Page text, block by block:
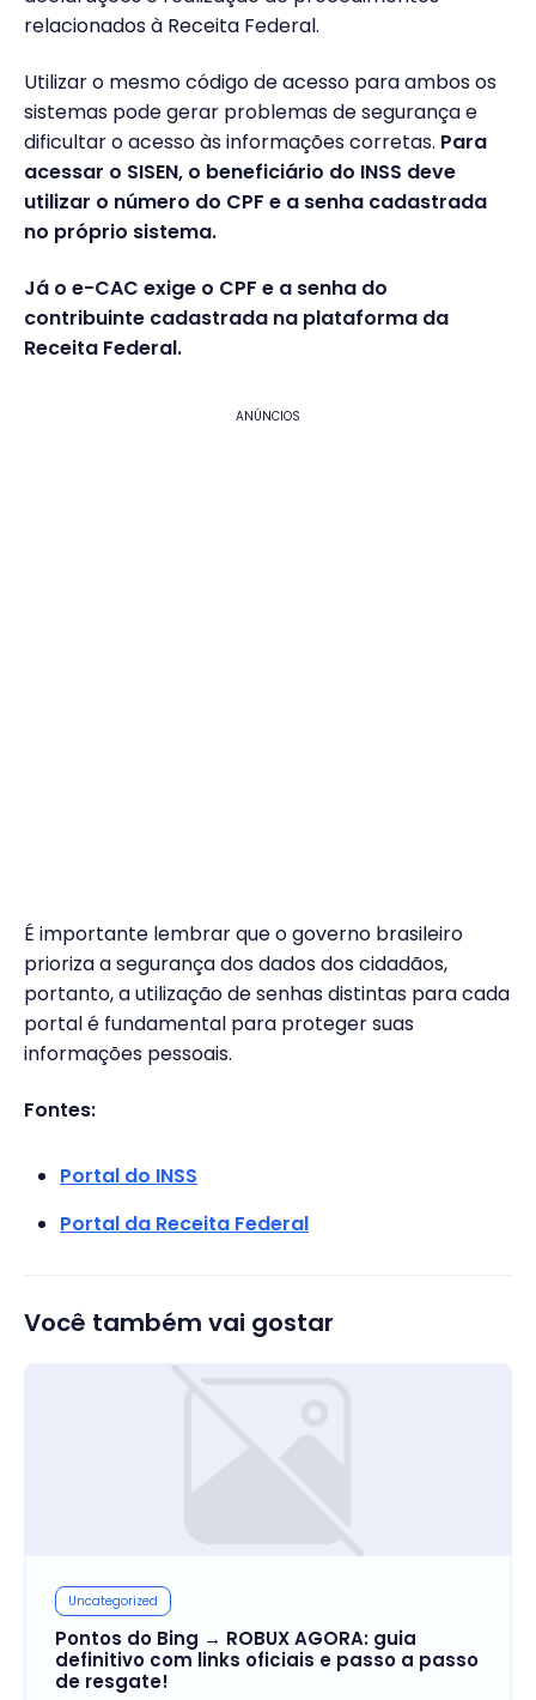
relacionados à Receita Federal.
Utilizar o mesmo código de acesso para ambos os
sistemas pode gerar problemas de segurança e
dificultar o acesso às informações corretas. Para
acessar o SISEN, o beneficiário do INSS deve
utilizar o número do CPF e a senha cadastrada
no próprio sistema.
Já o e-CAC exige o CPF e a senha do
contribuinte cadastrada na plataforma da
Receita Federal.
ANÚNCIOS
É importante lembrar que o governo brasileiro
prioriza a segurança dos dados dos cidadãos,
portanto, a utilização de senhas distintas para cada
portal é fundamental para proteger suas
informações pessoais.
Fontes:
Portal do INSS
Portal da Receita Federal
Você também vai gostar
Uncategorized
Pontos do Bing → ROBUX AGORA: guia
definitivo com links oficiais e passo a passo
de resgate!